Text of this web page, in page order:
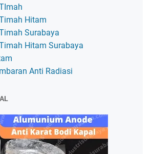
Hitam
Surabaya
Hitam Surabaya
Anti Radiasi